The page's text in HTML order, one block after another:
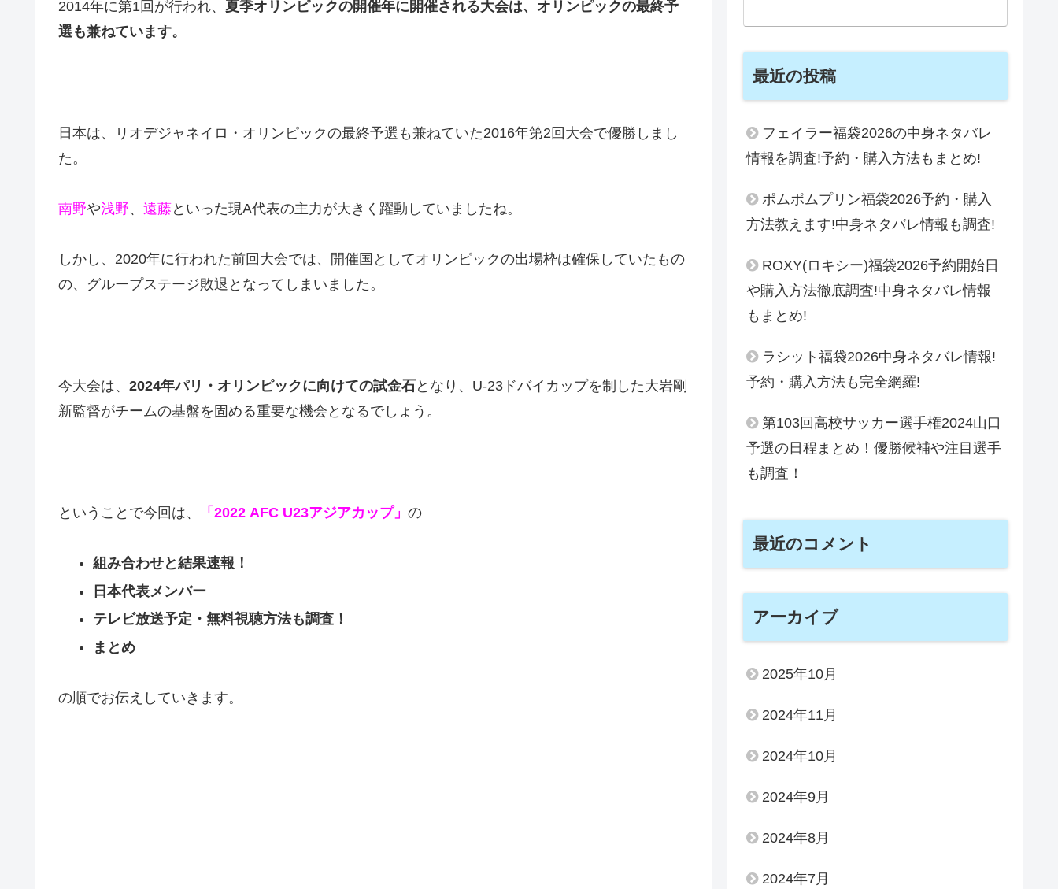
2014年に第1回が行われ、 夏季オリンピックの開催年に開催される大会は、オリンピックの最終予
選も兼ねています。
日本は、リオデジャネイロ・オリンピックの最終予選も兼ねていた2016年第2回大会で優勝しまし
た。
南野や浅野、 遠藤といった現A代表の主力が大きく躍動していましたね。
しかし、2020年に行われた前回大会では、開催国としてオリンピックの出場枠は確保していたもの
の、グループステージ敗退となってしまいました。
今大会は、 2024年パリ・オリンピックに向けての試金石となり、U-23ドバイカップを制した大岩剛
新監督がチームの基盤を固める重要な機会となるでしょう。
ということで今回は、 「2022 AFC U23アジアカップ」 の
組み合わせと結果速報！
日本代表メンバー
テレビ放送予定・無料視聴方法も調査！
まとめ
の順でお伝えしていきます。
最近の投稿
フェイラー福袋2026の中身ネタバレ
情報を調査!予約・購入方法もまとめ!
ポムポムプリン福袋2026予約・購入
方法教えます!中身ネタバレ情報も調査!
ROXY(ロキシー)福袋2026予約開始日
や購入方法徹底調査!中身ネタバレ情報
もまとめ!
ラシット福袋2026中身ネタバレ情報!
予約・購入方法も完全網羅!
第103回高校サッカー選手権2024山口
予選の日程まとめ！優勝候補や注目選手
も調査！
最近のコメント
アーカイブ
2025年10月
2024年11月
2024年10月
2024年9月
2024年8月
2024年7月